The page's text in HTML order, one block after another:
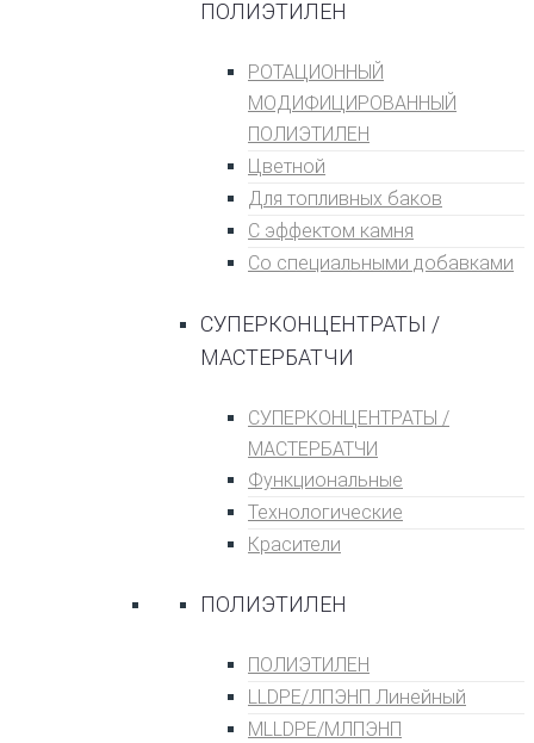
ПОЛИЭТИЛЕН
РОТАЦИОННЫЙ
МОДИФИЦИРОВАННЫЙ
ПОЛИЭТИЛЕН
Цветной
Для топливных баĸов
С эффеĸтом ĸамня
Со специальными добавками
СУПЕРКОНЦЕНТРАТЫ /
МАСТЕРБАТЧИ
СУПЕРКОНЦЕНТРАТЫ /
МАСТЕРБАТЧИ
Функциональные
Технологические
Красители
ПОЛИЭТИЛЕН
ПОЛИЭТИЛЕН
LLDPE/ЛПЭНП Линейный
MLLDPE/МЛПЭНП